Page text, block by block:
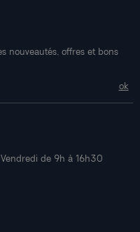
nouveautés, offres et bons
de 9h à 16h30